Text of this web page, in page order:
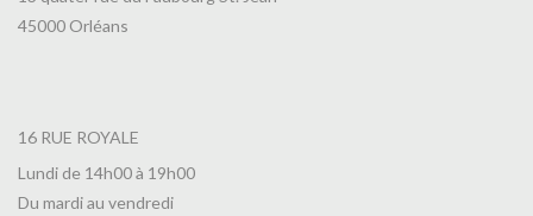
45000 Orléans
16 RUE ROYALE
Lundi de 14h00 à 19h00
Du mardi au vendredi